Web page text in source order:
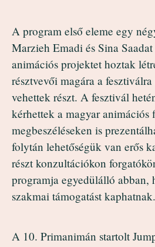
A program első eleme egy
Marzieh Emadi és Sina
animációs projektet hoztak
résztvevői magára a
vehettek részt. A fesztivál
kérhettek a magyar
megbeszéléseken is
folytán lehetőségük van erős
részt konzultációkon
programja egyedülálló abban,
szakmai támogatást kaphatnak.‍
A 10. Primanimán startolt